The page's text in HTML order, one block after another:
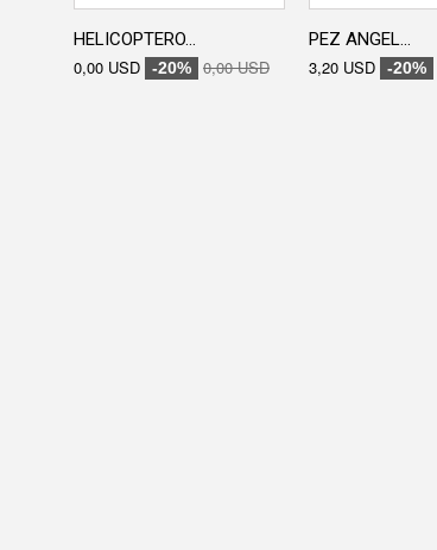
HELICOPTERO...
0,00 USD -20% 0,00 USD
PEZ ANGEL...
3,20 USD -20%